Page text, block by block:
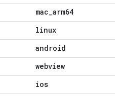
mac_arm64
linux
android
webview
ios